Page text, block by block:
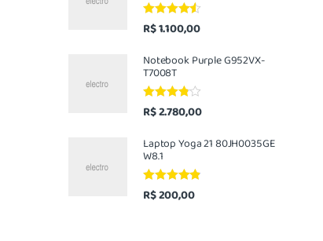
Avaliação
4.33de 5
R$1.100,00
Notebook Purple G952VX-
T7008T
Avaliação
3.67de 5
R$2.780,00
Laptop Yoga 21 80JH0035GE
W8.1
Avaliação
4.67de 5
R$200,00